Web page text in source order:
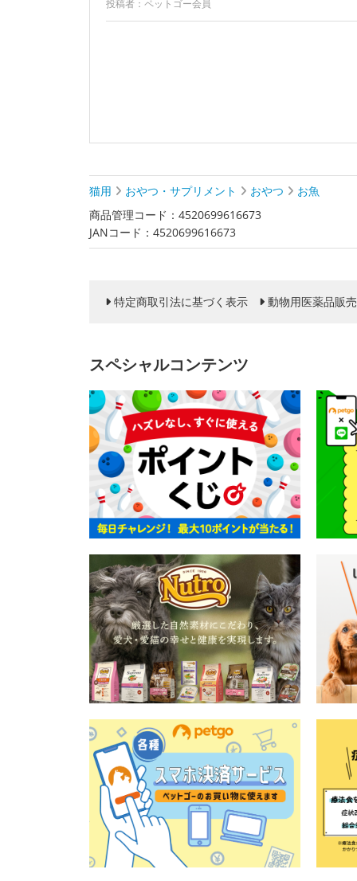
投稿者：ペットゴー会員
猫用 おやつ・サプリメント おやつ
お魚
商品管理コード：4520699616673
JANコード：4520699616673
特定商取引法に基づく表示 動物用医薬品販
スペシャルコンテンツ